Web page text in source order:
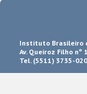
Instituto Brasileiro
Av. Queiroz Filho nº
Tel. (5511) 3735-